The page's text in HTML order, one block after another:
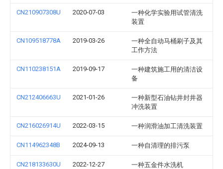
CN210907308U 2020-07-03
一种化学实验用试管清洗
装置
CN109518778A 2019-03-26
一种全自动马桶刷子及其
工作方法
CN110238151A 2019-09-17
一种建筑施工用的清洁设
备
CN212406663U 2021-01-26
一种新型石油钻井封井器
冲洗装置
CN216026914U 2022-03-15 一种润滑油加工清洗装置
CN114962348B 2024-09-13 一种自清理的排污泵
CN218133630U 2022-12-27 一种五金件水洗机